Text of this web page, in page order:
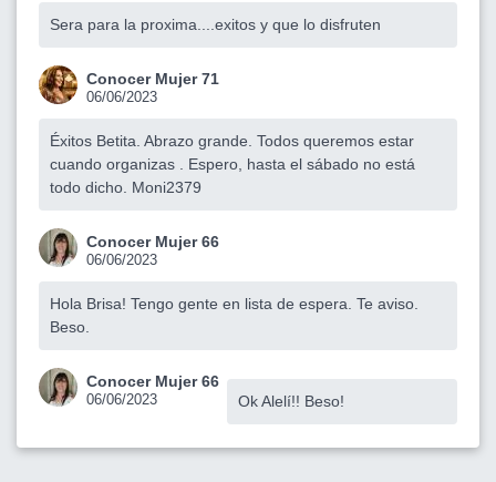
Sera para la proxima....exitos y que lo disfruten
Conocer Mujer 71
06/06/2023
Éxitos Betita. Abrazo grande. Todos queremos estar
cuando organizas . Espero, hasta el sábado no está
todo dicho. Moni2379
Conocer Mujer 66
06/06/2023
Hola Brisa! Tengo gente en lista de espera. Te aviso.
Beso.
Conocer Mujer 66
06/06/2023 Ok Alelí!! Beso!